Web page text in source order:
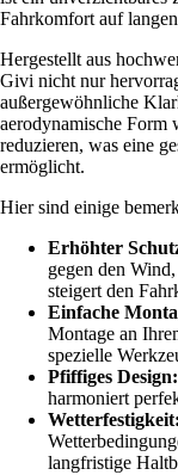
Fahrkomfort auf
Hergestellt aus
Givi nicht nur
außergewöhnliche
aerodynamische Form
reduzieren, was eine
ermöglicht.
Hier sind einige
Erhöhter
gegen den
steigert den
Einfache
Montage an
spezielle
Pfiffiges Design:
harmoniert
Wetterfestigkeit:
langfristige